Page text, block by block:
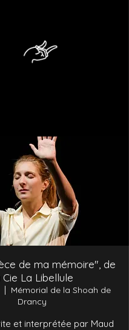
de ma mémoire", de
Cie La Libellule
|
Mémorial de la Shoah de
Drancy
et interprétée par Maud